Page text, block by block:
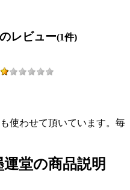
レビュー(1件)
使わせて頂いています。毎
堂の商品説明